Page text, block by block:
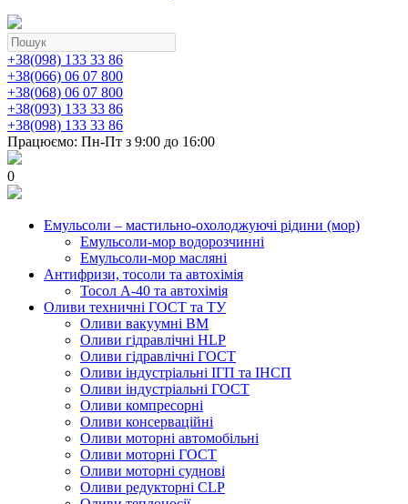
+38(098) 133 33 86
+38(066) 06 07 800
+38(068) 06 07 800
+38(093) 133 33 86
+38(098) 133 33 86
Працюємо: Пн-Пт з 9:00 до 16:00
0
Емульсоли – мастильно-охолоджуючі рідини (мор)
Емульсоли-мор водорозчинні
Емульсоли-мор масляні
Антифризи, тосоли та автохімія
Тосол А-40 та автохімія
Оливи техничні ГОСТ та ТУ
Оливи вакуумні ВМ
Оливи гідравлічні HLP
Оливи гідравлічні ГОСТ
Оливи індустріальні ІГП та ІНСП
Оливи індустріальні ГОСТ
Оливи компресорні
Оливи консерваційні
Оливи моторні автомобільні
Оливи моторні ГОСТ
Оливи моторні суднові
Оливи редукторні CLP